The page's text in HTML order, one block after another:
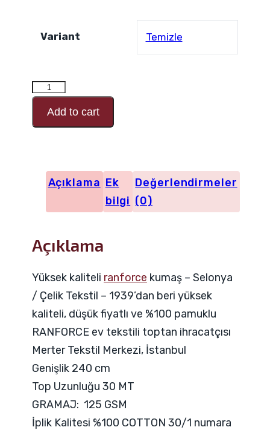
Variant Temizle
RANFORCE
Desen
Kodu
Add to cart
Açıklama Ek
bilgi
Değerlendirmeler
(0)
Açıklama
Yüksek kaliteli ranforce kumaş – Selonya
/ Çelik Tekstil – 1939’dan beri yüksek
kaliteli, düşük fiyatlı ve %100 pamuklu
RANFORCE ev tekstili toptan ihracatçısı
Merter Tekstil Merkezi, İstanbul
Genişlik 240 cm
Top Uzunluğu 30 MT
GRAMAJ: 125 GSM
İplik Kalitesi %100 COTTON 30/1 numara